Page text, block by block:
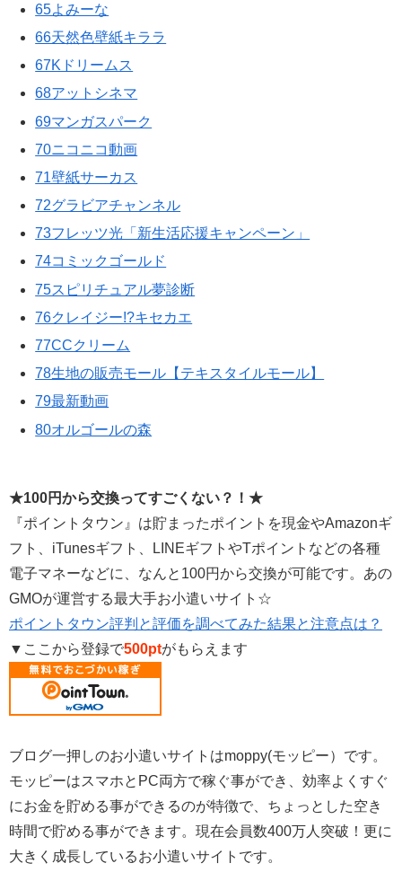
65よみーな
66天然色壁紙キララ
67Kドリームス
68アットシネマ
69マンガスパーク
70ニコニコ動画
71壁紙サーカス
72グラビアチャンネル
73フレッツ光「新生活応援キャンペーン」
74コミックゴールド
75スピリチュアル夢診断
76クレイジー!?キセカエ
77CCクリーム
78生地の販売モール【テキスタイルモール】
79最新動画
80オルゴールの森
★100円から交換ってすごくない？！★
『ポイントタウン』は貯まったポイントを現金やAmazonギ
フト、iTunesギフト、LINEギフトやTポイントなどの各種
電子マネーなどに、なんと100円から交換が可能です。あの
GMOが運営する最大手お小遣いサイト☆
ポイントタウン評判と評価を調べてみた結果と注意点は？
▼ここから登録で500ptがもらえます
ブログ一押しのお小遣いサイトはmoppy(モッピー）です。
モッピーはスマホとPC両方で稼ぐ事ができ、効率よくすぐ
にお金を貯める事ができるのが特徴で、ちょっとした空き
時間で貯める事ができます。現在会員数400万人突破！更に
大きく成長しているお小遣いサイトです。